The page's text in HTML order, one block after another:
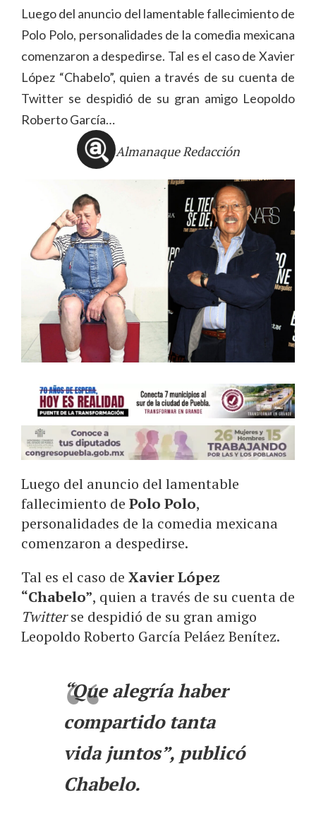
Luego del anuncio del lamentable fallecimiento de
Polo Polo, personalidades de la comedia mexicana
comenzaron a despedirse. Tal es el caso de Xavier
López “Chabelo”, quien a través de su cuenta de
Twitter se despidió de su gran amigo Leopoldo
Roberto García…
Almanaque Redacción
Luego del anuncio del lamentable
fallecimiento de Polo Polo,
personalidades de la comedia mexicana
comenzaron a despedirse.
Tal es el caso de Xavier López
“Chabelo”, quien a través de su cuenta de
Twitterse despidió de su gran amigo
Leopoldo Roberto García Peláez Benítez.
“Que alegría haber
compartido tanta
vida juntos”, publicó
Chabelo.